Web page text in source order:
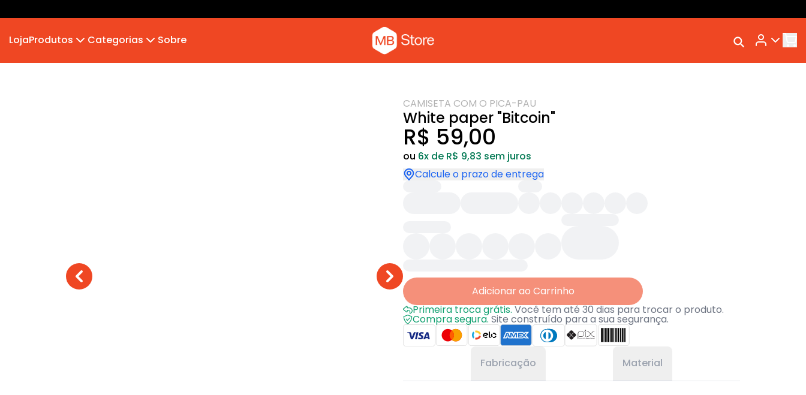
LojaProdutos
Camiseta
Camiseta Infantil Camiseta com o pica-pau
Moletom
Categorias
MB 2026
Sobre
Rastrear Meu
CAMISETA COM O PICA-PAU
White paper "Bitcoin"
R$ 59,00
ou 6x de R$ 9,83 sem juros
Calcule o prazo de entrega
Adicionar ao Carrinho
Primeira troca grátis.Você tem até 30 dias para trocar o produto.
Compra segura.Site construído para a sua segurança.
Fabricação Material